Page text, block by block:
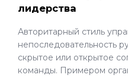
лидерства
Авторитарный стиль
непоследовательность
скрытое или открытое
команды. Примером